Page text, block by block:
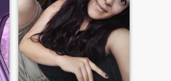
que le encanta atender a su
pareja y a su vez me
encanta ser mimada por mi
hombre, antes de pensar en
matrimonio tiene que haber
una conexión entre ambos, no
aceleres las cosas y deja
que el amor vaya fluyendo y
creciendo ❤️